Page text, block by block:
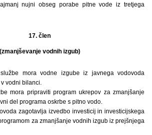
nujni obseg porabe pitne vode iz tretjega
17. člen
(zmanjševanje vodnih izgub)
mora vodne izgube iz javnega vodovoda
vodni bilanci.
mora pripraviti program ukrepov za zmanjšanje
del programa oskrbe s pitno vodo.
zagotavlja izvedbo investicij in investicijskega
za zmanjšanje vodnih izgub iz prejšnjega